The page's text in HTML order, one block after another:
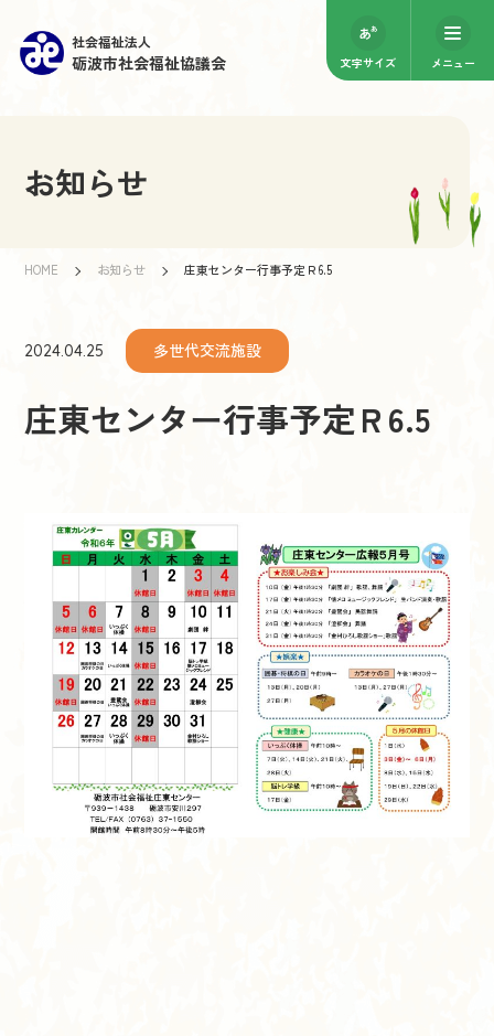
社会福祉法人
砺波市社会福祉協議会 文字サイズ メニュー
お知らせ
HOME お知らせ 庄東センター行事予定Ｒ6.5
2024.04.25 多世代交流施設
庄東センター行事予定Ｒ6.5